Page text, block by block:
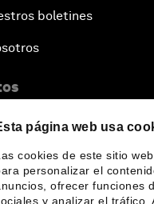
página web usa
cookies de este sitio
personalizar el
ofrecer funciones
y analizar el tráfico.
boletines
el Foro
idiomas